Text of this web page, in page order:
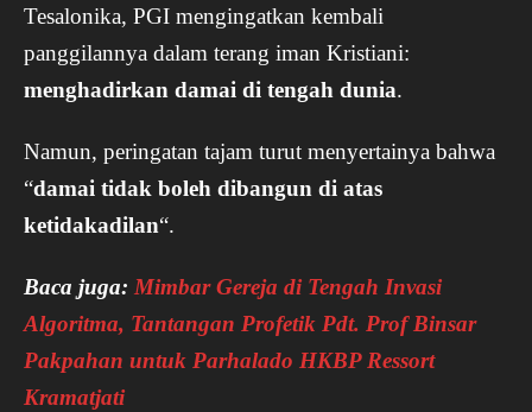
Tesalonika, PGI mengingatkan kembali
panggilannya dalam terang iman Kristiani:
menghadirkan damai di tengah dunia.
Namun, peringatan tajam turut menyertainya bahwa
“damai tidak boleh dibangun di atas
ketidakadilan“.
Baca juga:Mimbar Gereja di Tengah Invasi
Algoritma, Tantangan Profetik Pdt. Prof Binsar
Pakpahan untuk Parhalado HKBP Ressort
Kramatjati